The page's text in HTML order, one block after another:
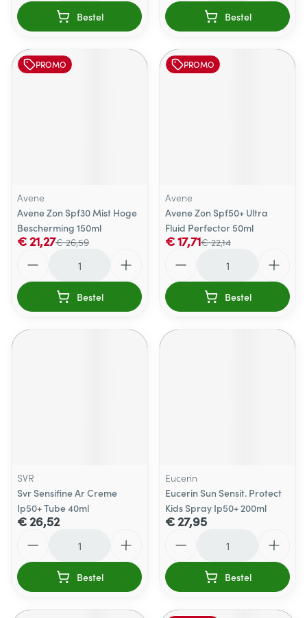
Bestel Bestel
PROMO
Avene
Avene Zon Spf30 Mist Hoge
Bescherming 150ml
€ 26,59
€ 21,27
Bestel
PROMO
Avene
Avene Zon Spf50+ Ultra
Fluid Perfector 50ml
€ 22,14
€ 17,71
Bestel
SVR
Svr Sensifine Ar Creme
Ip50+ Tube 40ml
€ 26,52
Bestel
Eucerin
Eucerin Sun Sensit. Protect
Kids Spray Ip50+ 200ml
€ 27,95
Bestel